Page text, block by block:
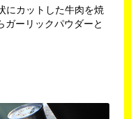
にカットした牛肉を焼
ガーリックパウダーと